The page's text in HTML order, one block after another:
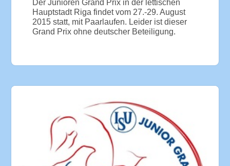
Der Junioren Grand Prix in der lettischen
Hauptstadt Riga findet vom 27.-29. August
2015 statt, mit Paarlaufen. Leider ist dieser
Grand Prix ohne deutscher Beteiligung.